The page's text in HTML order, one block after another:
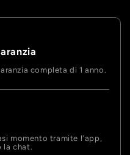
completa di 1 anno.
momento tramite l'app,
la chat.